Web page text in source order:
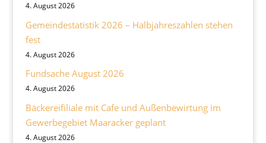
4. August 2026
Gemeindestatistik 2026 – Halbjahreszahlen stehen
fest
4. August 2026
Fundsache August 2026
4. August 2026
Bäckereifiliale mit Cafe und Außenbewirtung im
Gewerbegebiet Maaracker geplant
4. August 2026